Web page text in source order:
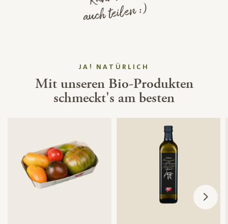
auch teilen :)
JA! NATÜRLICH
Mit unseren Bio-Produkten
schmeckt's am besten